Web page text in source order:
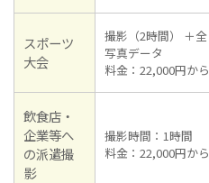
スポーツ
大会
撮影（2時間） ＋全
写真データ
料金：22,000円から
飲食店・
企業等へ
の派遣撮
影
撮影時間：1時間
料金：22,000円から